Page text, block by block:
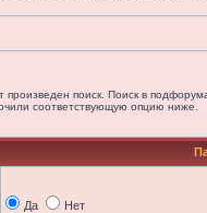
поиск. Поиск в
соответствующую опцию ниже.
Да Нет